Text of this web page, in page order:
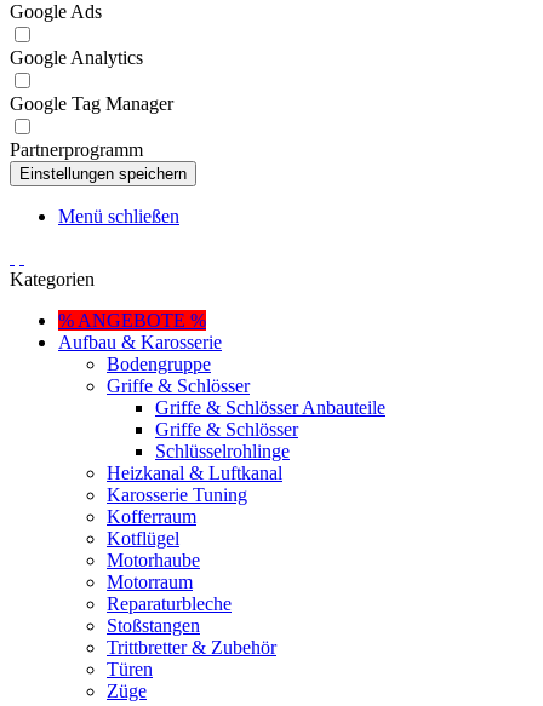
Google Ads
Google Analytics
Google Tag Manager
Partnerprogramm
Menü schließen
Kategorien
% ANGEBOTE %
Aufbau & Karosserie
Bodengruppe
Griffe & Schlösser
Griffe & Schlösser Anbauteile
Griffe & Schlösser
Schlüsselrohlinge
Heizkanal & Luftkanal
Karosserie Tuning
Kofferraum
Kotflügel
Motorhaube
Motorraum
Reparaturbleche
Stoßstangen
Trittbretter & Zubehör
Türen
Züge